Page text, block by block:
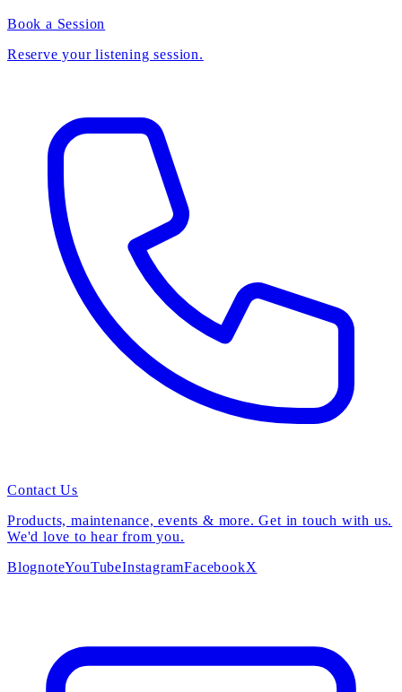
Book a Session
Reserve your listening session.
Contact Us
Products, maintenance, events & more. Get in touch with us.
We'd love to hear from you.
BlognoteYouTubeInstagramFacebookX